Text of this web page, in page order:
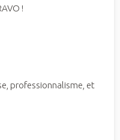
!
professionnalisme, et